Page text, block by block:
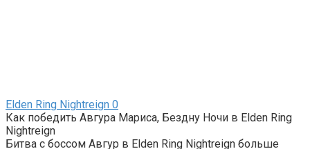
Elden Ring Nightreign 0
Как победить Авгура Мариса, Бездну Ночи в Elden Ring
Nightreign
Битва с боссом Авгур в Elden Ring Nightreign больше